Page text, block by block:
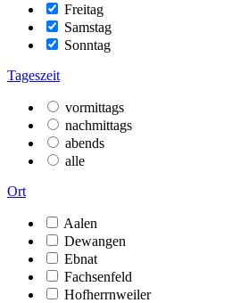
Freitag
Samstag
Sonntag
Tageszeit
vormittags
nachmittags
abends
alle
Ort
Aalen
Dewangen
Ebnat
Fachsenfeld
Hofherrnweiler